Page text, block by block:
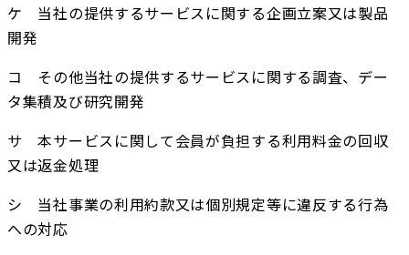
ケ　当社の提供するサービスに関する企画立案又は製品
開発
コ　その他当社の提供するサービスに関する調査、デー
タ集積及び研究開発
サ　本サービスに関して会員が負担する利用料金の回収
又は返金処理
シ　当社事業の利用約款又は個別規定等に違反する行為
への対応